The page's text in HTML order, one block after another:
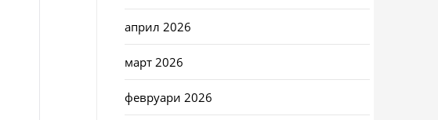
април 2026
март 2026
февруари 2026